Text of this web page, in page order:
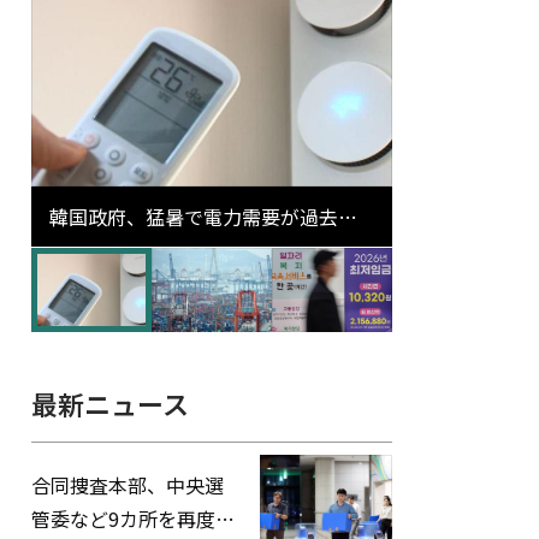
韓国政府、猛暑で電力需要が過去最
高更新の可能性に需給対応体制を点
検
最新ニュース
合同捜査本部、中央選
管委など9カ所を再度家